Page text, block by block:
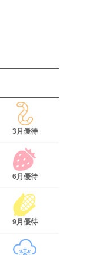
3月優待
6月優待
9月優待